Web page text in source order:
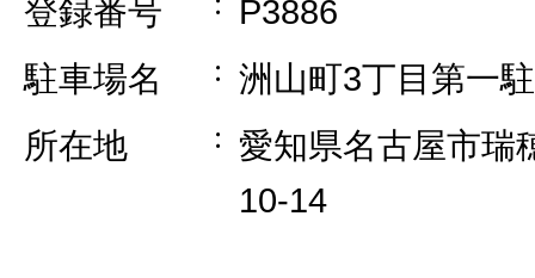
登録番号
P3886
駐車場名
洲山町3丁目第一
所在地
愛知県名古屋市瑞
10-14